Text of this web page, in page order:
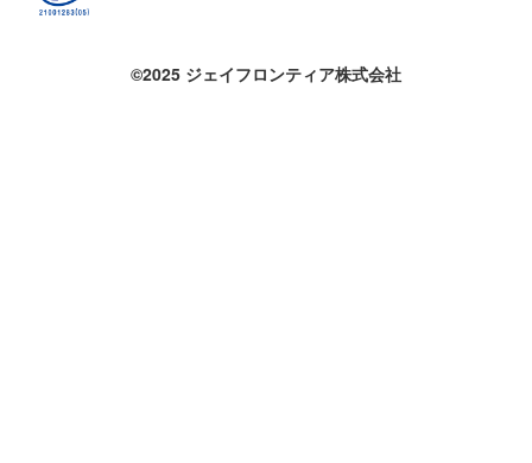
©2025 ジェイフロンティア株式会社